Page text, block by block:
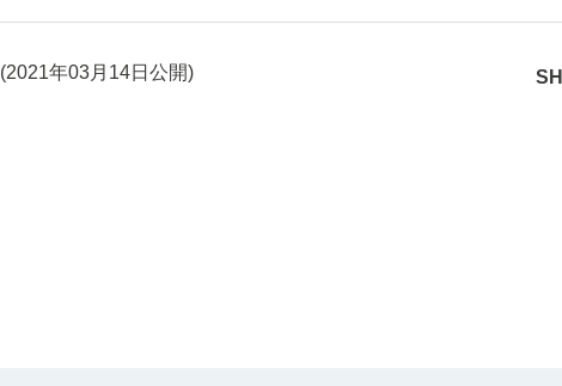
(2021年03月14日 公開)